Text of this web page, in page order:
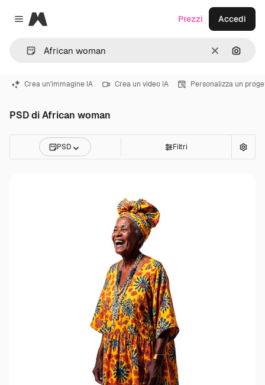
Close menu
Magnific
CancellaCerca
Prezzi Accedi
Crea un'immagine IA Crea un video IA Personalizza un
PSD di African woman
PSD Filtri